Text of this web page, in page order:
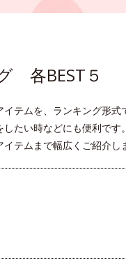
各BEST５
テムを、ランキング形式
たい時などにも便利です
テムまで幅広くご紹介し